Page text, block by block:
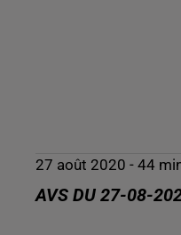
27 août 2020 - 44
AVS DU 27-08-